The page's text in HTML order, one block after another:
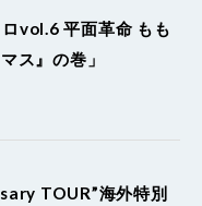
vol.6 平面革命 もも
ス』の巻」
TOUR”海外特別